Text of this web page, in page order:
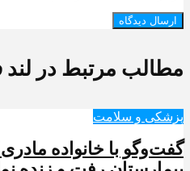
مطالب مرتبط در لند
پزشکی و سلامت
گفت‌وگو با خانواده